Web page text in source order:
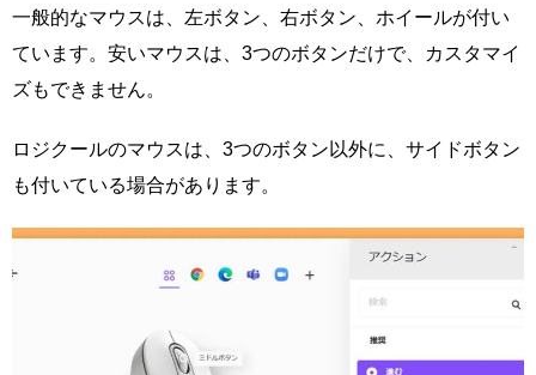
一般的なマウスは、左ボタン、右ボタン、ホイールが付い
ています。安いマウスは、3つのボタンだけで、カスタマイ
ズもできません。
ロジクールのマウスは、3つのボタン以外に、サイドボタン
も付いている場合があります。